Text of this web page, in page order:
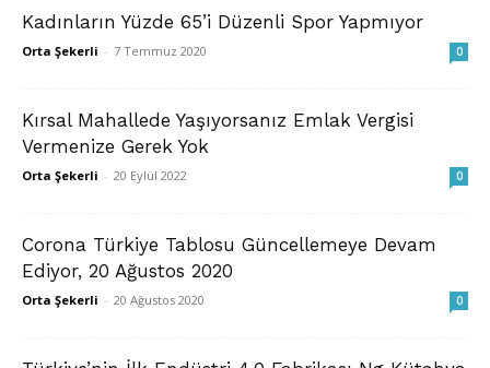
Kadınların Yüzde 65’i Düzenli Spor Yapmıyor
Orta Şekerli - 7 Temmuz 2020 0
Kırsal Mahallede Yaşıyorsanız Emlak Vergisi
Vermenize Gerek Yok
Orta Şekerli - 20 Eylül 2022 0
Corona Türkiye Tablosu Güncellemeye Devam
Ediyor, 20 Ağustos 2020
Orta Şekerli - 20 Ağustos 2020 0